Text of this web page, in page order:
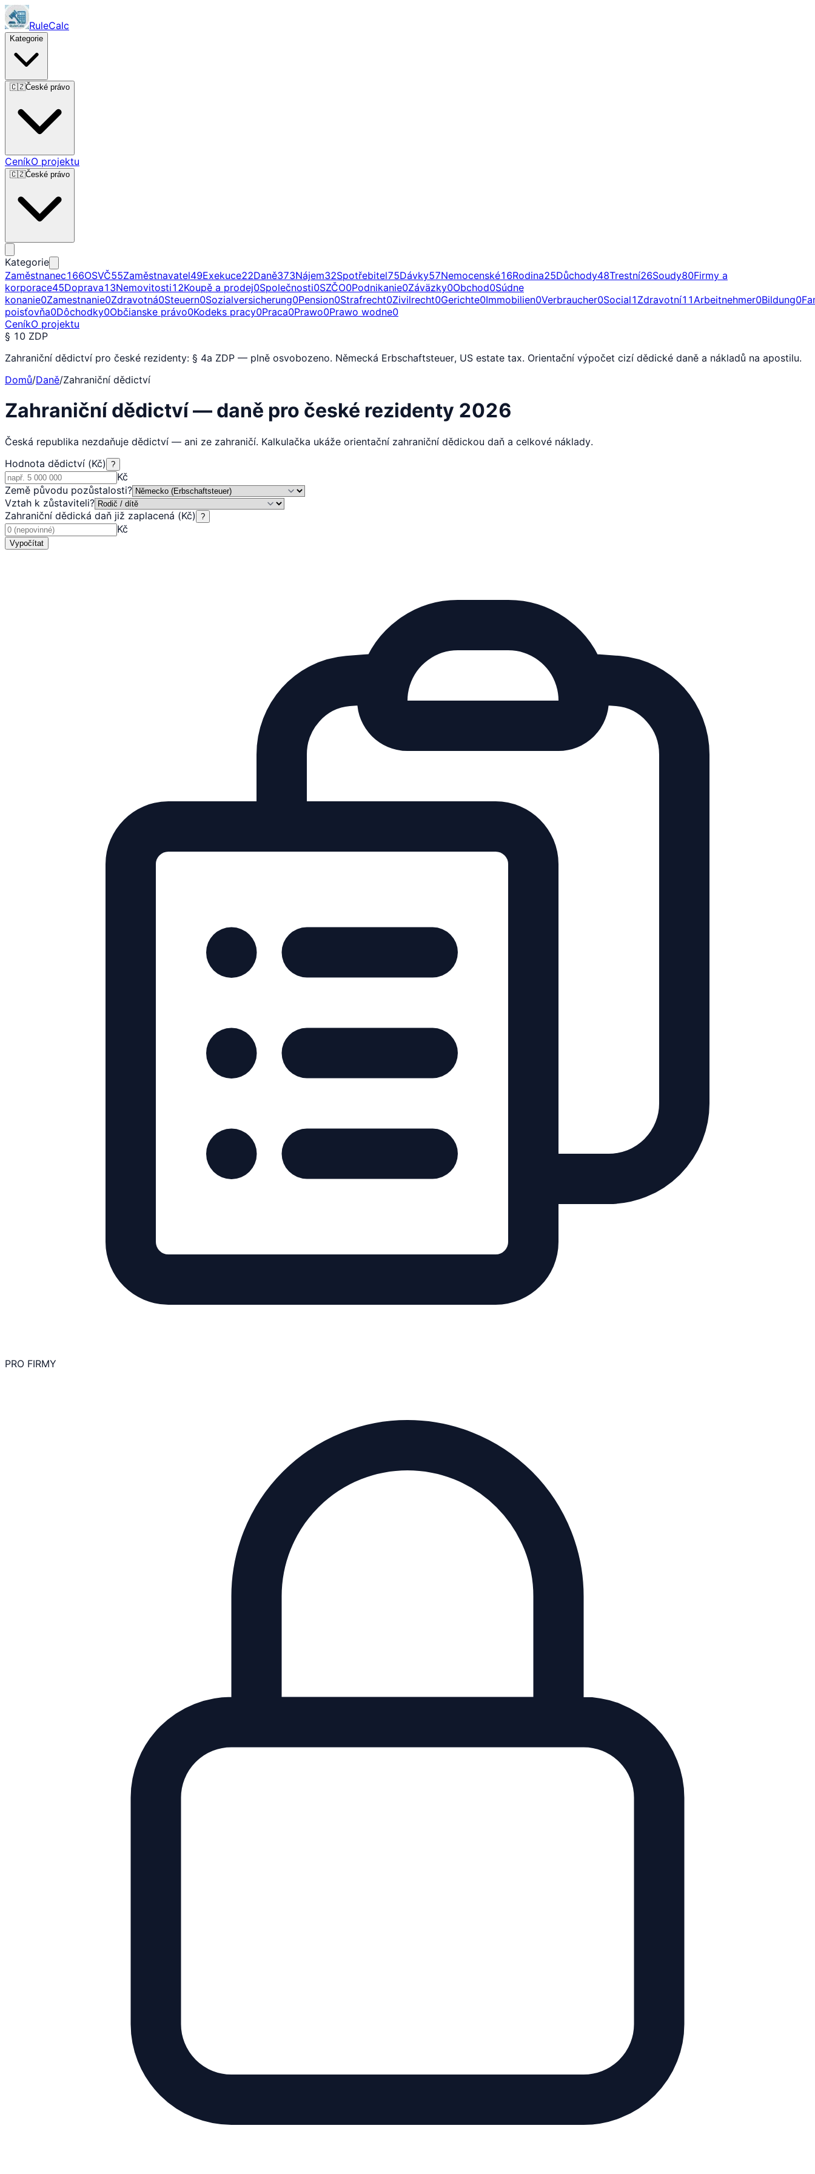
RuleCalc
Kategorie
🇨🇿České právo
CeníkO projektu
🇨🇿České právo
Kategorie
Zaměstnanec166OSVČ55Zaměstnavatel49Exekuce22Daně373Nájem32Spotřebitel75Dávky57Nemocenské16Rodina25Důchody48Trestní26Soudy80Firmy a
korporace45Doprava13Nemovitosti12Koupě a prodej0Společnosti0SZČO0Podnikanie0Záväzky0Obchod0Súdne
konanie0Zamestnanie0Zdravotná0Steuern0Sozialversicherung0Pension0Strafrecht0Zivilrecht0Gerichte0Immobilien0Verbraucher0Social1 Zdravotní11Arbeitnehmer0Bildung0
poisťovňa0Dôchodky0Občianske právo0Kodeks pracy0Praca0Prawo0Prawo wodne0
CeníkO projektu
§ 10 ZDP
Zahraniční dědictví pro české rezidenty: § 4a ZDP — plně osvobozeno. Německá Erbschaftsteuer, US estate tax. Orientační výpočet cizí dědické daně a nákladů na apostilu.
Domů/Daně/Zahraniční dědictví
Zahraniční dědictví — daně pro české rezidenty 2026
Česká republika nezdaňuje dědictví — ani ze zahraničí. Kalkulačka ukáže orientační zahraniční dědickou daň a celkové náklady.
Hodnota dědictví (Kč)
?
Kč
Země původu pozůstalosti?
Vztah k zůstaviteli?
Zahraniční dědická daň již zaplacená (Kč)
?
Kč
Vypočítat
PRO FIRMY